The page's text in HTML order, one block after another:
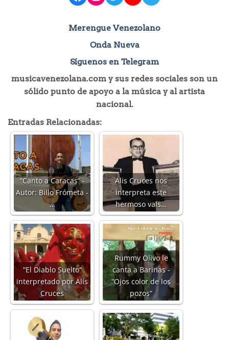
Merengue Venezolano
Onda Nueva
Síguenos en Telegram
musicavenezolana.com y sus redes sociales son un
sólido punto de apoyo a la música y al artista
nacional.
Entradas Relacionadas:
“Canto a Caracas“ -
Autor: Billo Frómeta -
…
Alis Cruces nos
interpreta este
hermoso vals…
“El Diablo Suelto“
interpretado por Alis
Cruces
Rummy Olivo le
canta a Barinas -
“Ojos color de los
pozos“